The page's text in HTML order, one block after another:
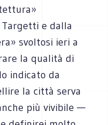
e dalla
svoltosi ieri a
la qualità di
indicato da
la città serva
più vivibile —